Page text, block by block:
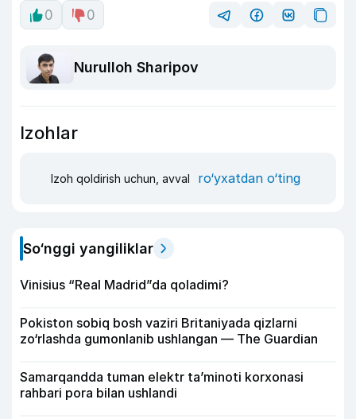
0 0
Nurulloh Sharipov
Izohlar
Izoh qoldirish uchun, avval ro‘yxatdan o‘ting
So‘nggi yangiliklar
Vinisius “Real Madrid”da qoladimi?
Pokiston sobiq bosh vaziri Britaniyada qizlarni
zo‘rlashda gumonlanib ushlangan — The Guardian
Samarqandda tuman elektr ta’minoti korxonasi
rahbari pora bilan ushlandi